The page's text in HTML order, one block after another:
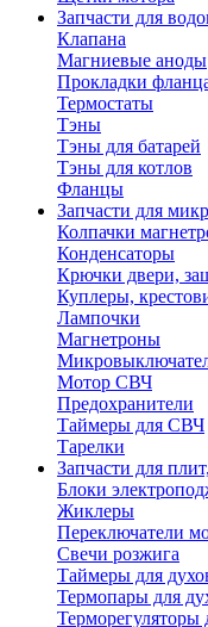
Запчасти для
Клапана
Магниевые аноды
Прокладки
Термостаты
Тэны
Тэны для батарей
Тэны для котлов
Фланцы
Запчасти для
Колпачки
Конденсаторы
Крючки двери,
Куплеры,
Лампочки
Магнетроны
Мотор СВЧ
Предохранители
Таймеры для СВЧ
Тарелки
Запчасти для
Блоки
Жиклеры
Переключатели
Свечи розжига
Таймеры для
Термопары для
Терморегуляторы